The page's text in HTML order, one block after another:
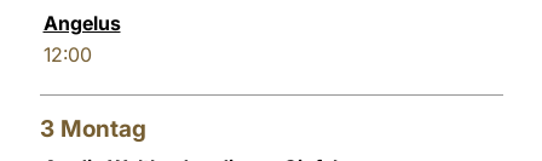
Angelus
12:00
3 Montag